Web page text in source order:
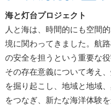
海と灯台プロジェクト
人と海は、時間的にも空間
境に関わってきました。航
の安全を担うという重要な
その存在意義について考え
を掘り起こし、地域と地域
をつなぎ、新たな海洋体験